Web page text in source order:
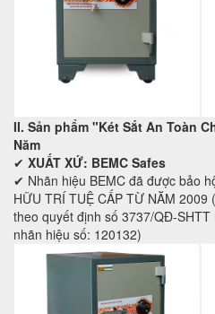
II. Sản phẩm "Két Sắt An Toàn
Năm
✔ XUẤT XỨ: BEMC Safes
✔ Nhãn hiệu BEMC đã được bảo
HỮU TRÍ TUỆ CẤP TỪ NĂM
theo quyết định số 3737/QĐ-
nhãn hiệu số: 120132)